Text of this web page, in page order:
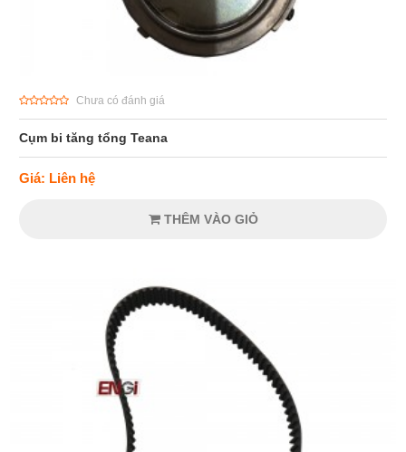
Chưa có đánh giá
Cụm bi tăng tổng Teana
Giá: Liên hệ
THÊM VÀO GIỎ